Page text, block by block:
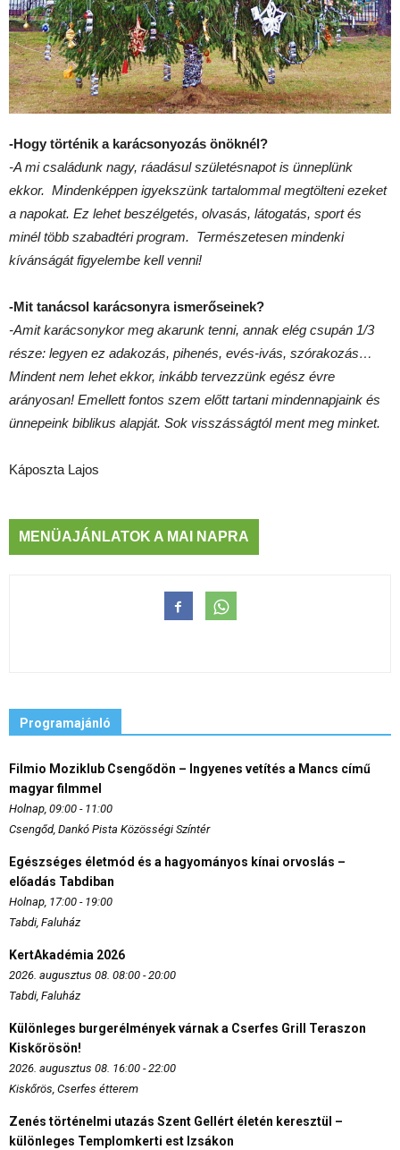
-Hogy történik a karácsonyozás önöknél?
-A mi családunk nagy, ráadásul születésnapot is ünneplünk
ekkor. Mindenképpen igyekszünk tartalommal megtölteni ezeket
a napokat. Ez lehet beszélgetés, olvasás, látogatás, sport és
minél több szabadtéri program. Természetesen mindenki
kívánságát figyelembe kell venni!
-Mit tanácsol karácsonyra ismerőseinek?
-Amit karácsonykor meg akarunk tenni, annak elég csupán 1/3
része: legyen ez adakozás, pihenés, evés-ivás, szórakozás…
Mindent nem lehet ekkor, inkább tervezzünk egész évre
arányosan! Emellett fontos szem előtt tartani mindennapjaink és
ünnepeink biblikus alapját. Sok visszásságtól ment meg minket.
Káposzta Lajos
MENÜAJÁNLATOK A MAI NAPRA
Programajánló
Filmio Moziklub Csengődön – Ingyenes vetítés a Mancs című
magyar filmmel
Holnap, 09:00 - 11:00
Csengőd, Dankó Pista Közösségi Színtér
Egészséges életmód és a hagyományos kínai orvoslás –
előadás Tabdiban
Holnap, 17:00 - 19:00
Tabdi, Faluház
KertAkadémia 2026
2026. augusztus 08. 08:00 - 20:00
Tabdi, Faluház
Különleges burgerélmények várnak a Cserfes Grill Teraszon
Kiskőrösön!
2026. augusztus 08. 16:00 - 22:00
Kiskőrös, Cserfes étterem
Zenés történelmi utazás Szent Gellért életén keresztül –
különleges Templomkerti est Izsákon